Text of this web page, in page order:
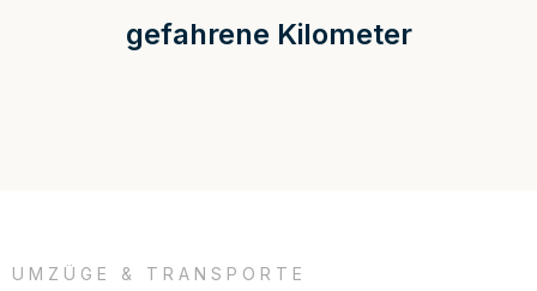
gefahrene Kilometer
UMZÜGE & TRANSPORTE